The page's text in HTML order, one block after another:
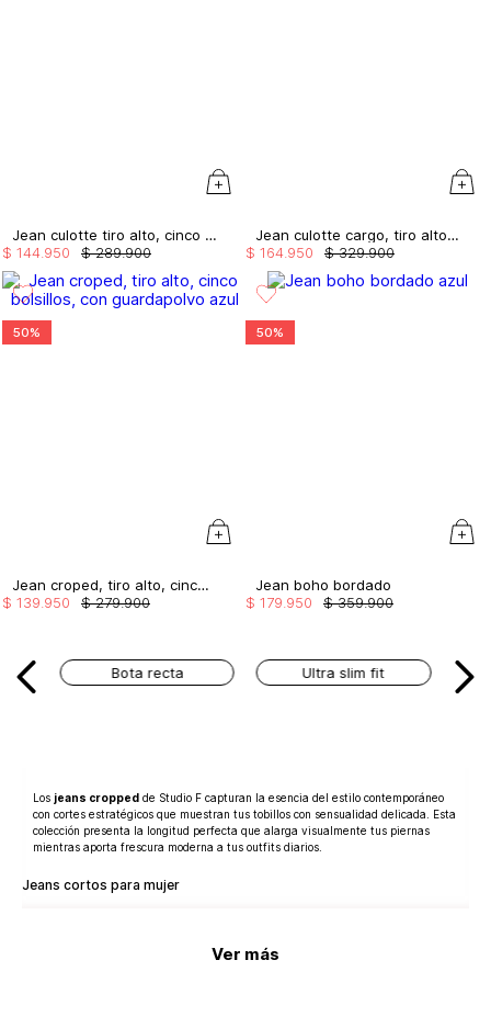
Jean culotte tiro alto, cinco bolsillos,
$ 289.900
$ 144.950
Jean culotte cargo, tiro alto con cintur
$ 329.900
$ 164.950
50%
Jean croped, tiro alto, cinco bolsillos, con guardapolvo
$ 279.900
$ 139 950
50%
Jean boho bordado
$ 359.900
$ 179 950
Bota recta Ultra slim fit
Los jeans cropped de Studio F capturan la esencia del estilo contemporáneo
con cortes estratégicos que muestran tus tobillos con sensualidad delicada. Esta
colección presenta la longitud perfecta que alarga visualmente tus piernas
mientras aporta frescura moderna a tus outfits diarios.
Jeans cortos para mujer
ventilación. Diseñados con la horma especializada de Studio F que realza tus
Ver más